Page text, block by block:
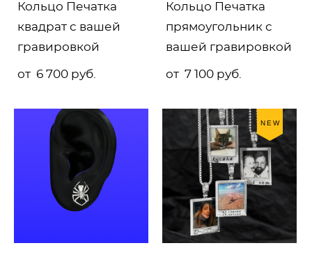
Кольцо Печатка
квадрат с вашей
гравировкой
от 6 700 pуб.
Кольцо Печатка
прямоугольник с
вашей гравировкой
от 7 100 pуб.
NEW